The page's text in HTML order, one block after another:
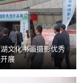
文化书画摄影优秀
展